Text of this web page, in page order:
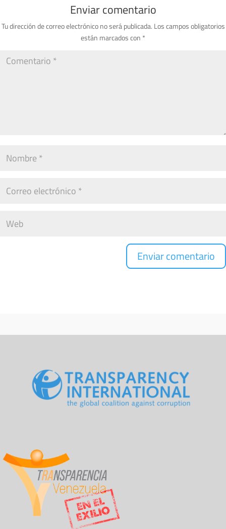
Enviar comentario
Tu dirección de correo electrónico no será publicada. Los campos obligatorios
están marcados con *